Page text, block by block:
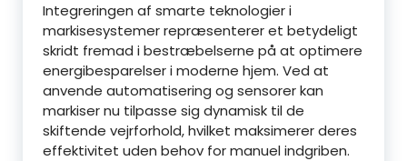
Integreringen af smarte teknologier i
markisesystemer repræsenterer et betydeligt
skridt fremad i bestræbelserne på at optimere
energibesparelser i moderne hjem. Ved at
anvende automatisering og sensorer kan
markiser nu tilpasse sig dynamisk til de
skiftende vejrforhold, hvilket maksimerer deres
effektivitet uden behov for manuel indgriben.